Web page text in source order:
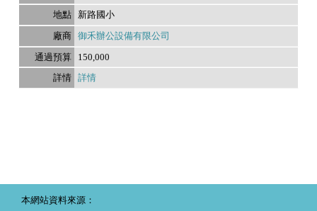
新路國小
御禾辦公設備有限公司
150,000
詳情
本網站資料來源：